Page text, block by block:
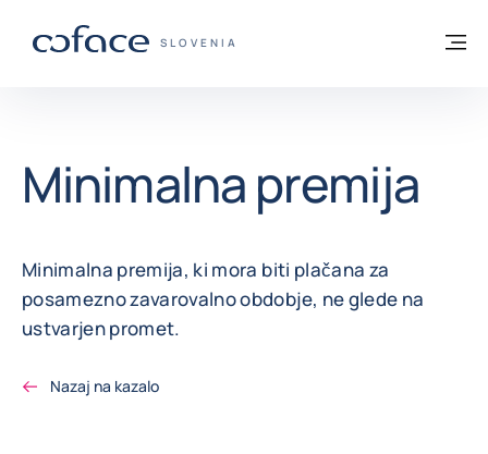
COFACE - ZAČETNA STRAN
SLOVENIA
Domov
Minimalna premija
Minimalna premija, ki mora biti plačana za
posamezno zavarovalno obdobje, ne glede na
ustvarjen promet.
Nazaj na kazalo